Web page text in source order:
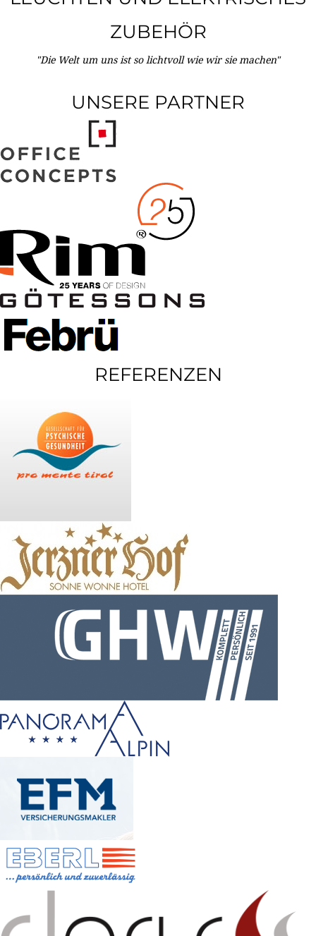
ZUBEHÖR
"Die Welt um uns ist so lichtvoll wie wir sie machen"
UNSERE PARTNER
REFERENZEN